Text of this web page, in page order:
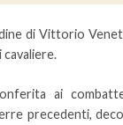
di Vittorio
cavaliere.
ai
precedenti,